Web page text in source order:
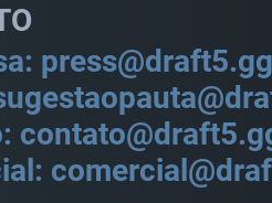
press@draft5.gg